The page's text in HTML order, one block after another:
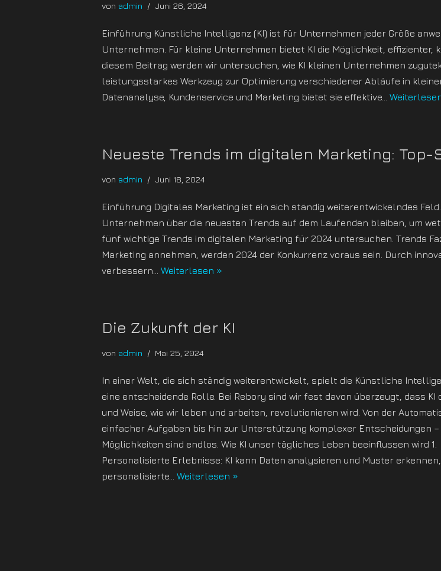
von admin Juni 26, 2024
Einführung Künstliche Intelligenz (KI) ist für Unternehmen jeder Größe
Unternehmen. Für kleine Unternehmen bietet KI die Möglichkeit,
diesem Beitrag werden wir untersuchen, wie KI kleinen Unternehmen
leistungsstarkes Werkzeug zur Optimierung verschiedener Abläufe in
Datenanalyse, Kundenservice und Marketing bietet sie effektive…
Neueste Trends im digitalen Marketing:
von admin Juni 18, 2024
Einführung Digitales Marketing ist ein sich ständig weiterentwickelndes
Unternehmen über die neuesten Trends auf dem Laufenden bleiben, um
fünf wichtige Trends im digitalen Marketing für 2024 untersuchen. Trends
Marketing annehmen, werden 2024 der Konkurrenz voraus sein. Durch
verbessern… Weiterlesen »
Die Zukunft der KI
von admin Mai 25, 2024
In einer Welt, die sich ständig weiterentwickelt, spielt die Künstliche
eine entscheidende Rolle. Bei Rebory sind wir fest davon überzeugt, dass KI
und Weise, wie wir leben und arbeiten, revolutionieren wird. Von der
einfacher Aufgaben bis hin zur Unterstützung komplexer Entscheidungen –
Möglichkeiten sind endlos. Wie KI unser tägliches Leben beeinflussen wird 1.
Personalisierte Erlebnisse: KI kann Daten analysieren und Muster
personalisierte… Weiterlesen »